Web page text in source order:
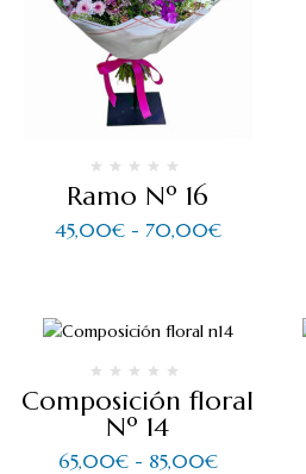
Ramo Nº 16
45,00€ - 70,00€
Composición floral
Nº 14
65,00€ - 85,00€